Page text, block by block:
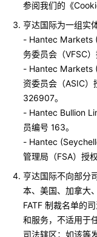
参阅我们的《
亨达国际为一组实
- Hantec Markets
务委员会（VFSC
- Hantec Markets
资委员会（ASIC）
326907。
- Hantec Bullion
员编号 163。
- Hantec
管理局（FSA）授
亨达国际不向部分
本、美国、加拿大
FATF 制裁名单的
和服务，不适用于
司法辖区；如该等